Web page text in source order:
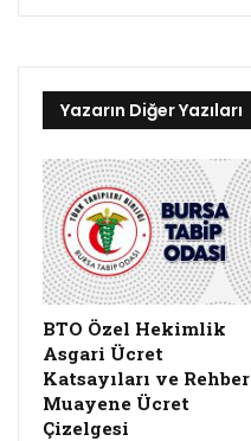
Yazarın Diğer Yazıları
BTO Özel Hekimlik
Asgari Ücret
Katsayıları ve Rehber
Muayene Ücret
Çizelgesi